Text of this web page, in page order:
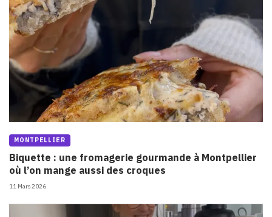
MONTPELLIER
Biquette : une fromagerie gourmande à Montpellier
où l’on mange aussi des croques
11 Mars 2026